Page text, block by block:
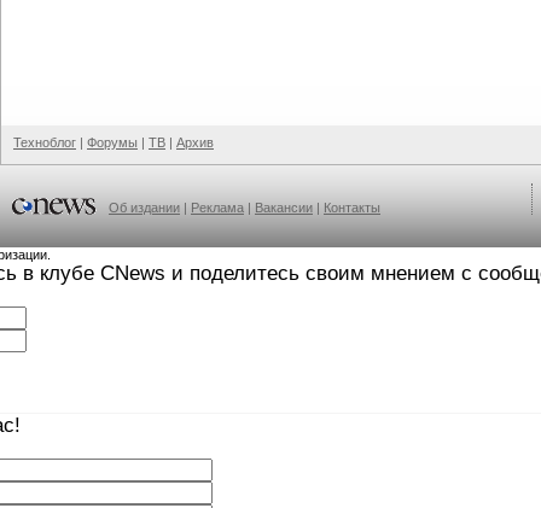
Техноблог | Форумы | ТВ | Архив
Об издании | Реклама | Вакансии | Контакты
в клубе CNews и поделитесь своим мнением с